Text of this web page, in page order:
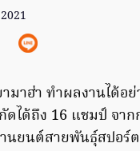
าฮ่า ทำผลงานได้อย่
ได้ถึง 16 แชมป์ จา
นยนต์สายพันธุ์สปอร์